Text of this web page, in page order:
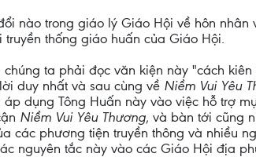
nào trong giáo lý Giáo Hội về hôn
thống giáo huấn của Giáo Hội.
ta phải đọc văn kiện này "cách
duy nhất và sau cùng về Niềm Vui Yêu
dụng Tông Huấn này vào việc hỗ trợ
Niềm Vui Yêu Thương, và bàn tới cũng
các phương tiện truyền thông và nhiều
nguyên tắc này vào các Giáo Hội địa